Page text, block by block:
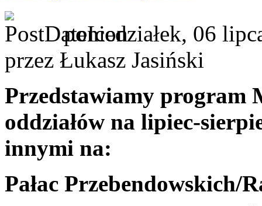
poniedziałek, 06
przez Łukasz Jasiński
Przedstawiamy program
oddziałów na lipiec-
innymi na:
Pałac Przebendowskich/